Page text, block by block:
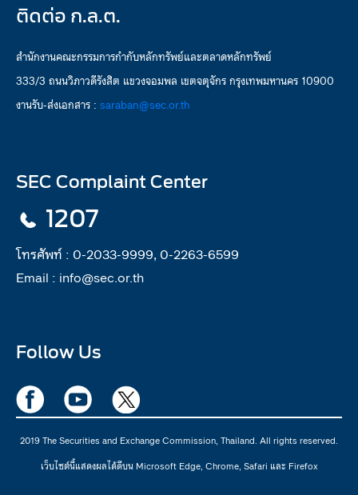
ติดต่อ ก.ล.ต.
สำนักงานคณะกรรมการกำกับหลักทรัพย์และตลาดหลักทรัพย์
333/3 ถนนวิภาวดีรังสิต แขวงจอมพล เขตจตุจักร กรุงเทพมหานคร 10900
งานรับ-ส่งเอกสาร : saraban@sec.or.th
SEC Complaint Center
1207
โทรศัพท์ : 0-2033-9999, 0-2263-6599
Email : info@sec.or.th
Follow Us
2019 The Securities and Exchange Commission, Thailand. All rights reserved.
เว็บไซต์นี้แสดงผลได้ดีบน Microsoft Edge, Chrome, Safari และ Firefox